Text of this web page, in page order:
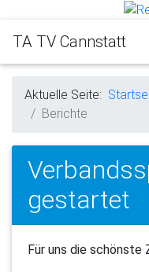
TA TV Cannstatt
Aktuelle Seite:
Berichte
gestartet
Für uns die schönste